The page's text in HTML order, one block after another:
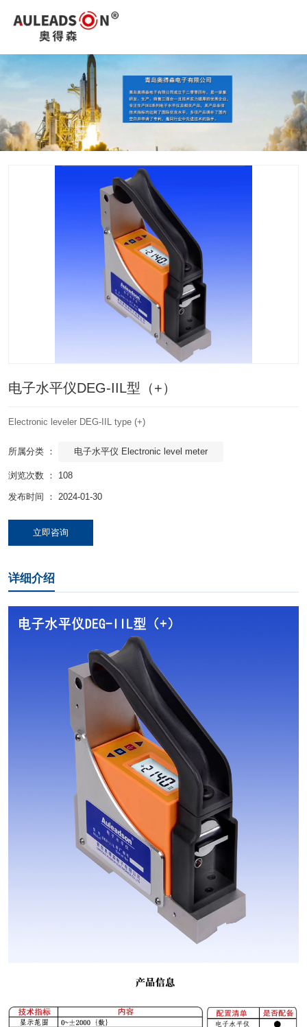
您好，欢迎进入青岛奥得森电子有限公司官网！
0532-85015526
电子水平仪DEG-IIL型（+）
Electronic leveler DEG-IIL type (+)
所属分类 ： 电子水平仪 Electronic level meter
浏览次数 ： 108
发布时间 ： 2024-01-30
立即咨询
详细介绍